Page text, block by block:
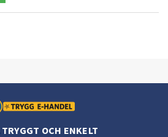
OCH ENKELT